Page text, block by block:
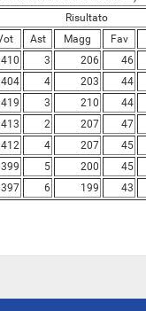
Risultato
Ast Magg Fav
410 3 206 46
404 4 203 44
419 3 210 44
413 2 207 47
412 4 207 45
399 5 200 45
397 6 199 43